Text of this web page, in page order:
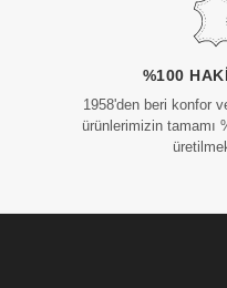
%100
1958'den beri konfor
ürünlerimizin tamamı